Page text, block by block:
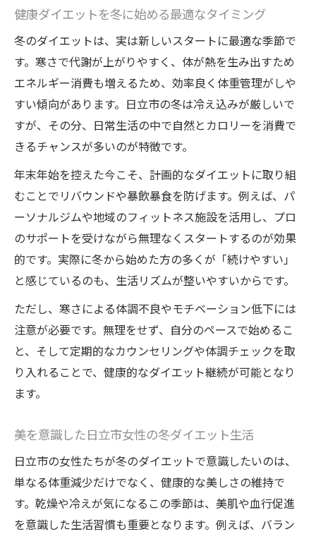
健康ダイエットを冬に始める最適なタイミング
冬のダイエットは、実は新しいスタートに最適な季節で
す。寒さで代謝が上がりやすく、体が熱を生み出すため
エネルギー消費も増えるため、効率良く体重管理がしや
すい傾向があります。日立市の冬は冷え込みが厳しいで
すが、その分、日常生活の中で自然とカロリーを消費で
きるチャンスが多いのが特徴です。
年末年始を控えた今こそ、計画的なダイエットに取り組
むことでリバウンドや暴飲暴食を防げます。例えば、パ
ーソナルジムや地域のフィットネス施設を活用し、プロ
のサポートを受けながら無理なくスタートするのが効果
的です。実際に冬から始めた方の多くが「続けやすい」
と感じているのも、生活リズムが整いやすいからです。
ただし、寒さによる体調不良やモチベーション低下には
注意が必要です。無理をせず、自分のペースで始めるこ
と、そして定期的なカウンセリングや体調チェックを取
り入れることで、健康的なダイエット継続が可能となり
ます。
美を意識した日立市女性の冬ダイエット生活
日立市の女性たちが冬のダイエットで意識したいのは、
単なる体重減少だけでなく、健康的な美しさの維持で
す。乾燥や冷えが気になるこの季節は、美肌や血行促進
を意識した生活習慣も重要となります。例えば、バラン